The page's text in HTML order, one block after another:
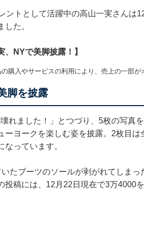
ントとして活躍中の高山一実さんは
した。
、NYで美脚披露！】
購入やサービスの利用により、売上の一部が
脚を披露
れました！」とつづり、5枚の写真
ーヨークを楽しむ姿を披露。2枚目
なっています。
たブーツのソールが剥がれてしま
投稿には、12月22日現在で3万4000